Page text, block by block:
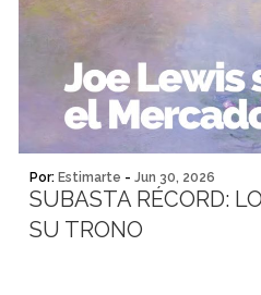
Por: Estimarte - Jun 30, 2026
SUBASTA RÉCORD:
SU TRONO